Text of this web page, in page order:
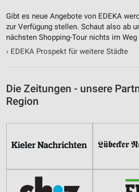
Gibt es neue Angebote von EDEKA
zur Verfügung stellen. Schaut also ab
nächsten Shopping-Tour nichts im
› EDEKA Prospekt für weitere Städte
Die Zeitungen - unsere
Region